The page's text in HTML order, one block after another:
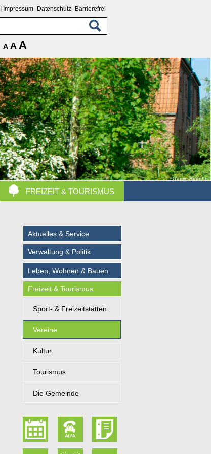
Impressum Datenschutz Barrierefrei
A A A
© Armin Redöhl
FREIZEIT & TOURISMUS
Aktuelles & Service
Verwaltung & Politik
Leben, Wohnen & Bauen
Freizeit & Tourismus
Sport- & Freizeitstätten
Vereine
Kultur
Tourismus
Die Gemeinde